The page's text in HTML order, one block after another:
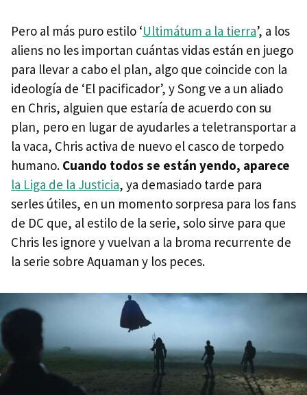
Pero al más puro estilo ‘Ultimátum a la tierra’, a los
aliens no les importan cuántas vidas están en juego
para llevar a cabo el plan, algo que coincide con la
ideología de ‘El pacificador’, y Song ve a un aliado
en Chris, alguien que estaría de acuerdo con su
plan, pero en lugar de ayudarles a teletransportar a
la vaca, Chris activa de nuevo el casco de torpedo
humano. Cuando todos se están yendo, aparece
la Liga de la Justicia, ya demasiado tarde para
serles útiles, en un momento sorpresa para los fans
de DC que, al estilo de la serie, solo sirve para que
Chris les ignore y vuelvan a la broma recurrente de
la serie sobre Aquaman y los peces.